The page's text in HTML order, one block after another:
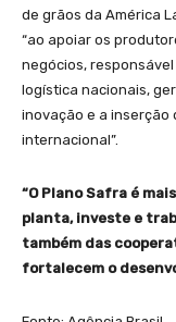
de grãos da América
“ao apoiar os
negócios,
logística nacionais,
inovação e a inserção
internacional”.
“O Plano Safra é
planta, investe e
também das
fortalecem o